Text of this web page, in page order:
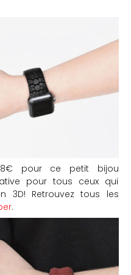
pour ce petit bijou
pour tous ceux qui
3D! Retrouvez tous les
.